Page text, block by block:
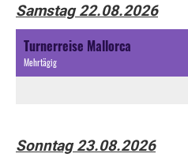
Samstag 22.08.2026
Turnerreise Mallorca
Mehrtägig
Sonntag 23.08.2026